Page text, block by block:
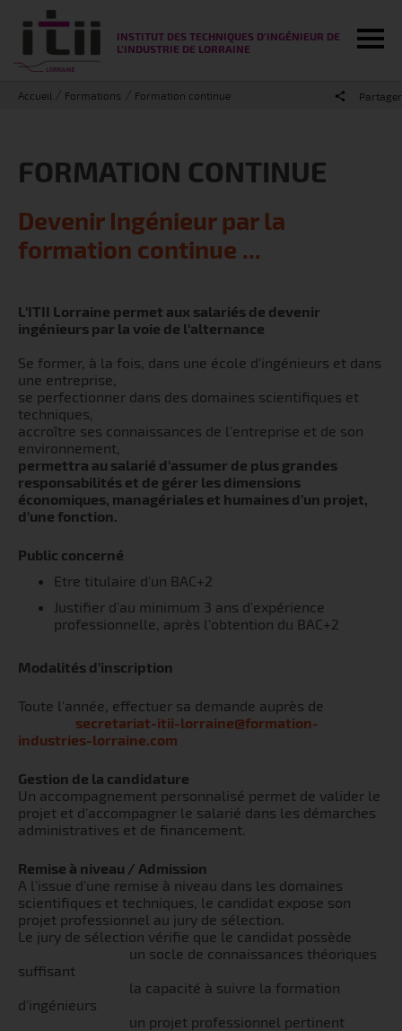
INSTITUT DES TECHNIQUES D'INGÉNIEUR DE
L'INDUSTRIE DE LORRAINE
Accueil Formations Formation continue Partager
FORMATION CONTINUE
Devenir Ingénieur par la
formation continue ...
L'ITII Lorraine permet aux salariés de devenir
ingénieurs par la voie de l'alternance
Se former, à la fois, dans une école d'ingénieurs et dans
une entreprise,
se perfectionner dans des domaines scientifiques et
techniques,
accroître ses connaissances de l'entreprise et de son
environnement,
permettra au salarié d'assumer de plus grandes
responsabilités et de gérer les dimensions
économiques, managériales et humaines d'un projet,
d'une fonction.
Public concerné
Etre titulaire d'un BAC+2
Justifier d'au minimum 3 ans d'expérience
professionnelle, après l'obtention du BAC+2
Modalités d'inscription
Toute l'année, effectuer sa demande auprès de
secretariat-itii-lorraine@formation-
industries-lorraine.com
Gestion de la candidature
Un accompagnement personnalisé permet de valider le
projet et d'accompagner le salarié dans les démarches
administratives et de financement.
Remise à niveau / Admission
A l'issue d'une remise à niveau dans les domaines
scientifiques et techniques, le candidat expose son
projet professionnel au jury de sélection.
Le jury de sélection vérifie que le candidat possède
un socle de connaissances théoriques
suffisant
la capacité à suivre la formation
d'ingénieurs
un projet professionnel pertinent